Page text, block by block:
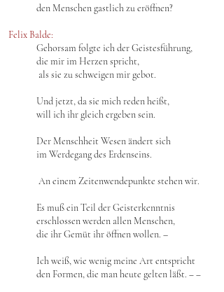
den Menschen gastlich zu eröffnen?
Felix Balde:
Gehorsam folgte ich der Geistesführung,
die mir im Herzen spricht,
als sie zu schweigen mir gebot.
Und jetzt, da sie mich reden heißt,
will ich ihr gleich ergeben sein.
Der Menschheit Wesen ändert sich
im Werdegang des Erdenseins.
An einem Zeitenwendepunkte stehen wir.
Es muß ein Teil der Geisterkenntnis
erschlossen werden allen Menschen,
die ihr Gemüt ihr öffnen wollen. –
Ich weiß, wie wenig meine Art entspricht
den Formen, die man heute gelten läßt. ‒ ‒